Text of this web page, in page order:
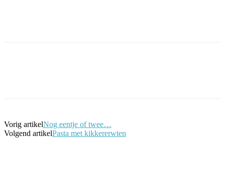
Vorig artikelNog eentje of twee…
Volgend artikelPasta met kikkererwten